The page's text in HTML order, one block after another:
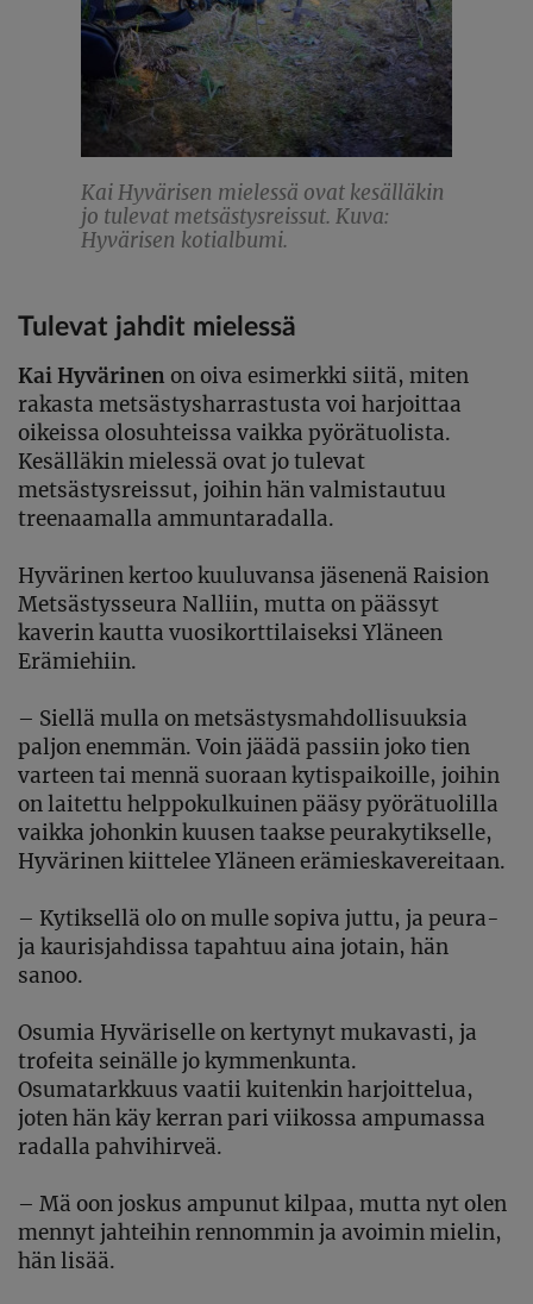
Kai Hyvärisen mielessä ovat kesälläkin
jo tulevat metsästysreissut. Kuva:
Hyvärisen kotialbumi.
Tulevat jahdit mielessä
Kai Hyvärinen on oiva esimerkki siitä, miten
rakasta metsästysharrastusta voi harjoittaa
oikeissa olosuhteissa vaikka pyörätuolista.
Kesälläkin mielessä ovat jo tulevat
metsästysreissut, joihin hän valmistautuu
treenaamalla ammuntaradalla.
Hyvärinen kertoo kuuluvansa jäsenenä Raision
Metsästysseura Nalliin, mutta on päässyt
kaverin kautta vuosikorttilaiseksi Yläneen
Erämiehiin.
– Siellä mulla onmetsästysmahdollisuuksia
paljon enemmän. Voin jäädä passiinjokotien
varteentai mennä suoraan kytispaikoille, joihin
on laitettu helppokulkuinen pääsypyörätuolilla
vaikka johonkin kuusen taaksepeurakytikselle,
Hyvärinen kiittelee Yläneen erämieskavereitaan.
– Kytiksellä olo onmulle sopiva juttu, ja peura-
ja kaurisjahdissa tapahtuu aina jotain, hän
sanoo.
Osumia Hyväriselle on kertynyt mukavasti, ja
trofeita seinälle jo kymmenkunta.
Osumatarkkuus vaatii kuitenkin harjoittelua,
joten hän käykerran pari viikossa ampumassa
radalla pahvihirveä.
– Mä oon joskus ampunutkilpaa, mutta nyt olen
mennyt jahteihin rennommin ja avoimin mielin,
hän lisää.